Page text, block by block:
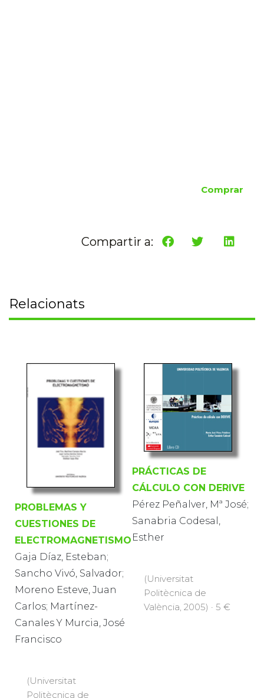
Comprar
Compartir a:
Relacionats
PROBLEMAS Y
CUESTIONES DE
ELECTROMAGNETISMO
Gaja Díaz, Esteban;
Sancho Vivó, Salvador;
Moreno Esteve, Juan
Carlos; Martínez-
Canales Y Murcia, José
Francisco
(Universitat
Politècnica de
PRÁCTICAS DE
CÁLCULO CON DERIVE
Pérez Peñalver, Mª José;
Sanabria Codesal,
Esther
(Universitat
Politècnica de
València, 2005) · 5 €